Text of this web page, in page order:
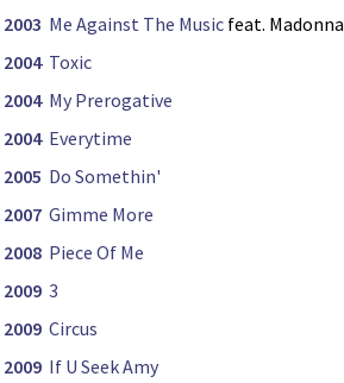
2003 Me Against The Music feat. Madonna
2004 Toxic
2004 My Prerogative
2004 Everytime
2005 Do Somethin'
2007 Gimme More
2008 Piece Of Me
2009 3
2009 Circus
2009 If U Seek Amy